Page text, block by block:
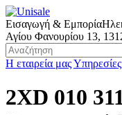
Εισαγωγή & Εμπορία
Αγίου Φανουρίου 13,
Η εταιρεία μαςΥπηρεσίες
2XD 010